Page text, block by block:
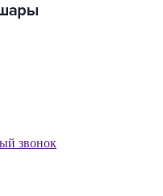
звонок